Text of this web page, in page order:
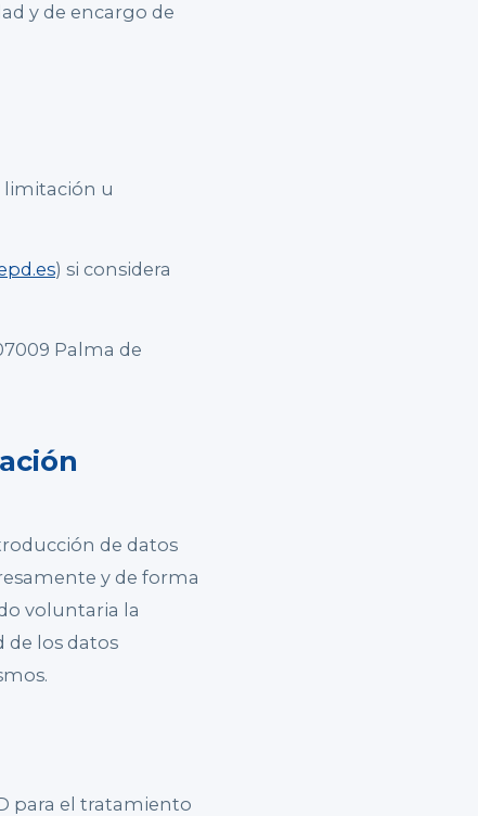
y de encargo de
limitación u
) si considera
Palma de
de datos
y de forma
voluntaria la
de los datos
para el tratamiento